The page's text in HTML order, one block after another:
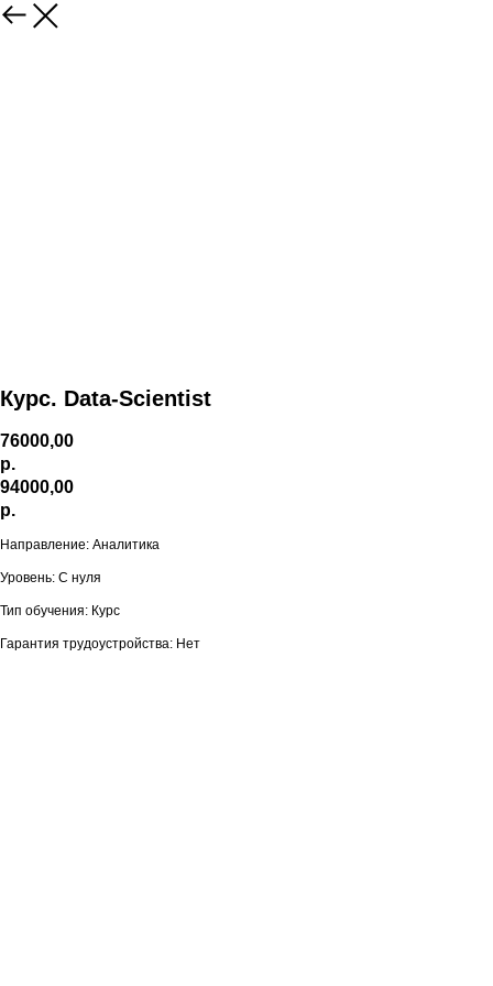
Курс. Data-Scientist
76000,00
р.
94000,00
р.
Направление: Аналитика
Уровень: С нуля
Тип обучения: Курс
Гарантия трудоустройства: Нет